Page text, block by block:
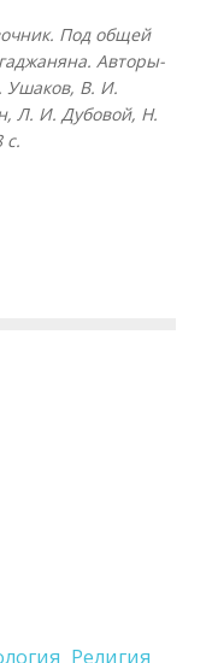
Под общей
Авторы-
Ушаков, В. И.
Л. И. Дубовой, Н.
с.
Религия